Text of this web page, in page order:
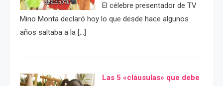
El célebre presentador de TV
Mino Monta declaró hoy lo que desde hace algunos
años saltaba a la […]
Las 5 «cláusulas» que debe